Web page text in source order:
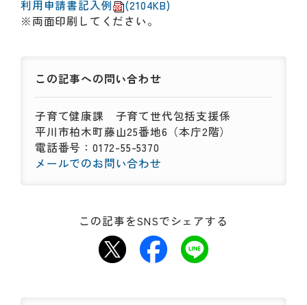
利用申請書記入例
(2104KB)
※両面印刷してください。
この記事への問い合わせ
子育て健康課 子育て世代包括支援係
平川市柏木町藤山25番地6（本庁2階）
電話番号：0172-55-5370
メールでのお問い合わせ
この記事をSNSでシェアする